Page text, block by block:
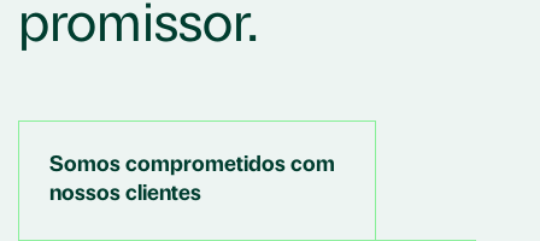
promissor.
Somos comprometidos com
nossos clientes